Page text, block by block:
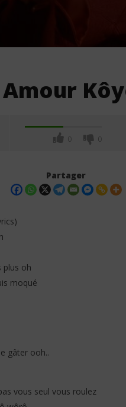
0 0
ft. Didi B – Salo (Lyrics /
Partager
plus oh
moqué
gâter ooh..
vous seul vous roulez